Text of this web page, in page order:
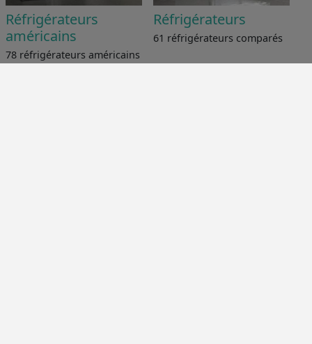
Réfrigérateurs
américains
78 réfrigérateurs américains
Réfrigérateurs
61 réfrigérateurs comparés